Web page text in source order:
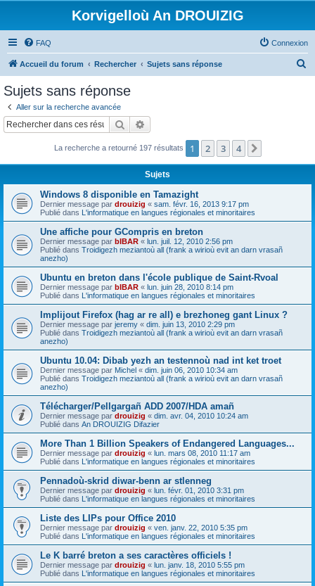
Korvigelloù An DROUIZIG
FAQ Connexion
Accueil du forum Rechercher Sujets sans réponse
c
Sujets sans réponse
Aller sur la recherche avancée
Rechercher
La recherche a retourné 197 résultats 1 2 3 4
Sujets
Windows 8 disponible en Tamazight
Dernier message par drouizig « sam. févr. 16, 2013 9:17 pm
Publié dans L'informatique en langues régionales et minoritaires
Une affiche pour GCompris en breton
Dernier message par bIBAR « lun. juil. 12, 2010 2:56 pm
Publié dans Troidigezh meziantoù all (frank a wirioù evit an darn vrasañ
anezho)
Ubuntu en breton dans l'école publique de Saint-Rvoal
Dernier message par bIBAR « lun. juin 28, 2010 8:14 pm
Publié dans L'informatique en langues régionales et minoritaires
Implijout Firefox (hag ar re all) e brezhoneg gant Linux ?
Dernier message par jeremy « dim. juin 13, 2010 2:29 pm
Publié dans Troidigezh meziantoù all (frank a wirioù evit an darn vrasañ
anezho)
Ubuntu 10.04: Dibab yezh an testennoù nad int ket troet
Dernier message par Michel « dim. juin 06, 2010 10:34 am
Publié dans Troidigezh meziantoù all (frank a wirioù evit an darn vrasañ
anezho)
Télécharger/Pellgargañ ADD 2007/HDA amañ
Dernier message par drouizig « dim. avr. 04, 2010 10:24 am
Publié dans An DROUIZIG Difazier
More Than 1 Billion Speakers of Endangered Languages...
Dernier message par drouizig « lun. mars 08, 2010 11:17 am
Publié dans L'informatique en langues régionales et minoritaires
Pennadoù-skrid diwar-benn ar stlenneg
Dernier message par drouizig « lun. févr. 01, 2010 3:31 pm
Publié dans L'informatique en langues régionales et minoritaires
Liste des LIPs pour Office 2010
Dernier message par drouizig « ven. janv. 22, 2010 5:35 pm
Publié dans L'informatique en langues régionales et minoritaires
Le K barré breton a ses caractères officiels !
Dernier message par drouizig « lun. janv. 18, 2010 5:55 pm
Publié dans L'informatique en langues régionales et minoritaires